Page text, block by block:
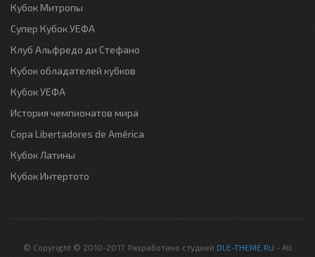
Кубок Митропы
Супер Кубок УЕФА
Клуб Альфредо ди Стефано
Кубок обладателей кубков
Кубок УЕФА
История чемпионатов мира
Copa Libertadores de América
Кубок Латины
Кубок Интертото
© Copyright © 2010-2017. Разработано студией DLE-THEME.RU - All